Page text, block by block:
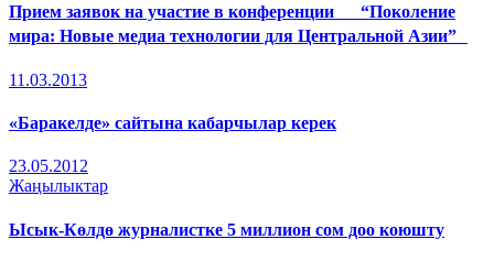
Прием заявок на участие в конференции “Поколение
мира: Новые медиа технологии для Центральной Азии”
11.03.2013
«Баракелде» сайтына кабарчылар керек
23.05.2012
Жаңылыктар
Ысык-Көлдө журналистке 5 миллион сом доо коюшту